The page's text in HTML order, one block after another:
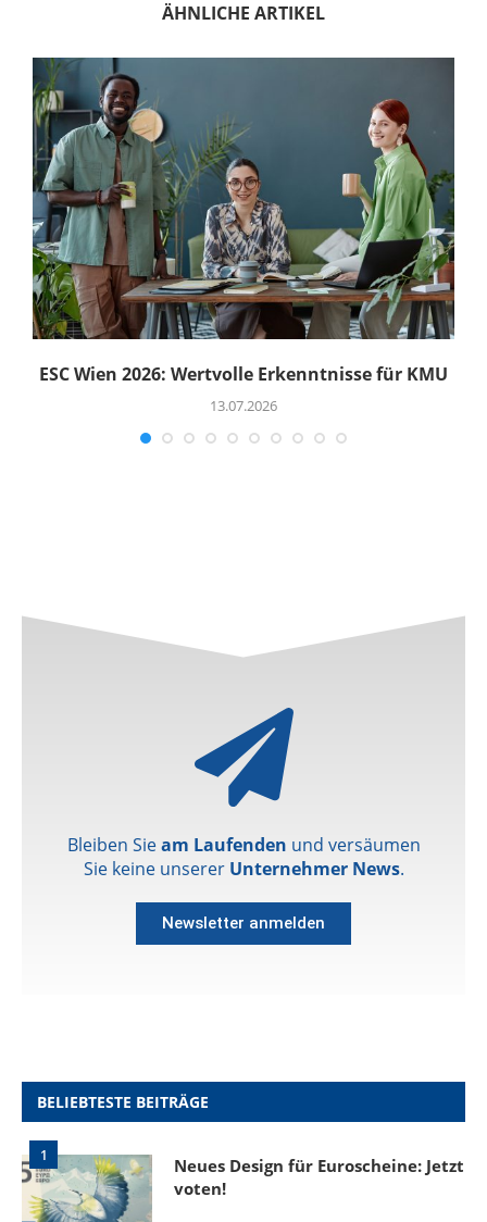
ÄHNLICHE ARTIKEL
ESC Wien 2026: Wertvolle Erkenntnisse für KMU
13.07.2026
Bleiben Sieam Laufenden und versäumen
Sie keine unserer Unternehmer News.
Newsletter anmelden
BELIEBTESTE BEITRÄGE
1
Neues Design für Euroscheine: Jetzt
voten!